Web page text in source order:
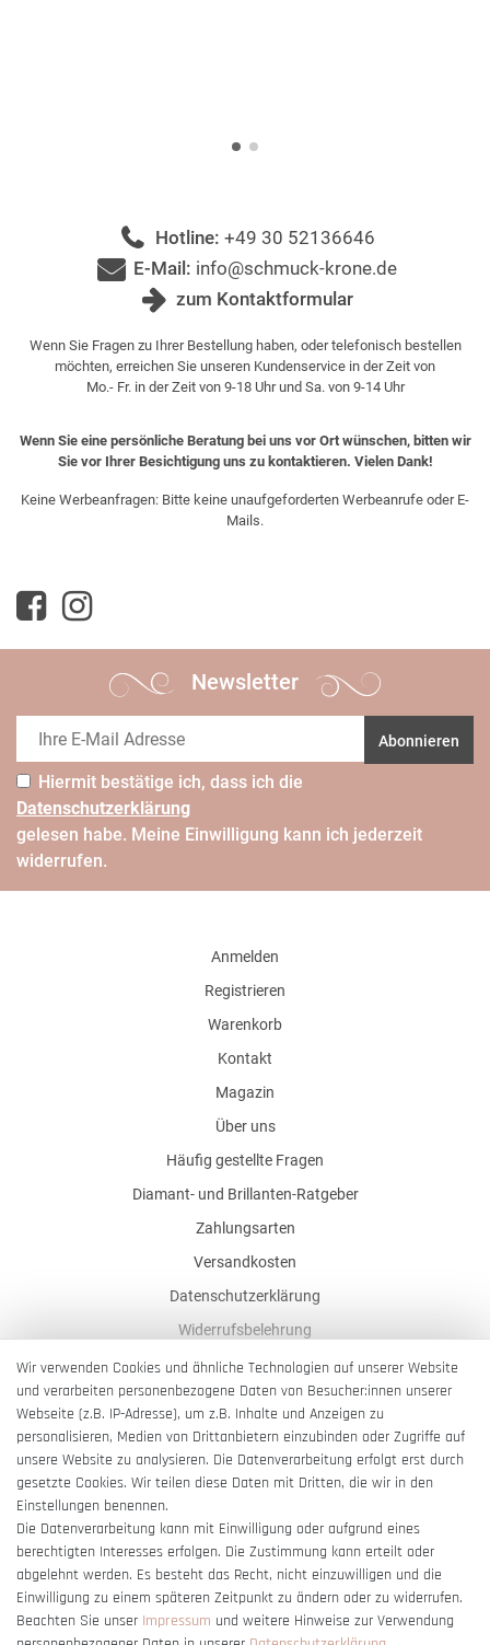
Hotline: +49 30 52136646
E-Mail: info@schmuck-krone.de
zum Kontaktformular
Wenn Sie Fragen zu Ihrer Bestellung haben, oder telefonisch bestellen
möchten, erreichen Sie unseren Kundenservice in der Zeit von
Mo.- Fr. in der Zeit von 9-18 Uhr und Sa. von 9-14 Uhr
Wenn Sie eine persönliche Beratung bei uns vor Ort wünschen, bitten wir
Sie vor Ihrer Besichtigung uns zu kontaktieren. Vielen Dank!
Keine Werbeanfragen: Bitte keine unaufgeforderten Werbeanrufe oder E-
Mails.
Newsletter
Abonnieren
Hiermit bestätige ich, dass ich die
Daten­schutz­erklärung
gelesen habe. Meine Einwilligung kann ich jederzeit
widerrufen.
Anmelden
Registrieren
Warenkorb
Kontakt
Magazin
Über uns
Häufig gestellte Fragen
Diamant- und Brillanten-Ratgeber
Zahlungsarten
Versandkosten
Datenschutzerklärung
Widerrufsbelehrung
AGB
Impressum
Barrierefreiheitserklärung
Vertrag widerrufen
Wir verwenden Cookies und ähnliche Technologien auf unserer Website
und verarbeiten personenbezogene Daten von Besucher:innen unserer
Webseite (z.B. IP-Adresse), um z.B. Inhalte und Anzeigen zu
personalisieren, Medien von Drittanbietern einzubinden oder Zugriffe auf
unsere Website zu analysieren. Die Datenverarbeitung erfolgt erst durch
gesetzte Cookies. Wir teilen diese Daten mit Dritten, die wir in den
Einstellungen benennen.
Die Datenverarbeitung kann mit Einwilligung oder aufgrund eines
berechtigten Interesses erfolgen. Die Zustimmung kann erteilt oder
abgelehnt werden. Es besteht das Recht, nicht einzuwilligen und die
Einwilligung zu einem späteren Zeitpunkt zu ändern oder zu widerrufen.
Beachten Sie unser Impressum und weitere Hinweise zur Verwendung